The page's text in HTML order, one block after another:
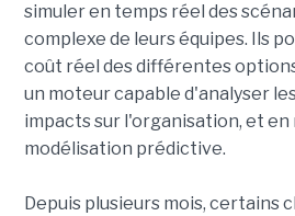
simuler en temps réel des
complexe de leurs équipes. Ils
coût réel des différentes
un moteur capable d'analyser
impacts sur l'organisation, et en
modélisation prédictive.
Depuis plusieurs mois, certains